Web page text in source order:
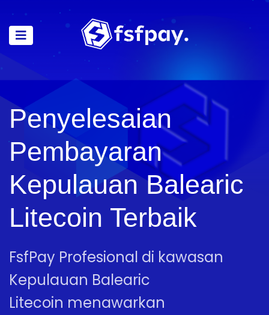
Penyelesaian
Pembayaran
Kepulauan Balearic
Litecoin Terbaik
FsfPay Profesional di kawasan
Kepulauan Balearic
Litecoin menawarkan